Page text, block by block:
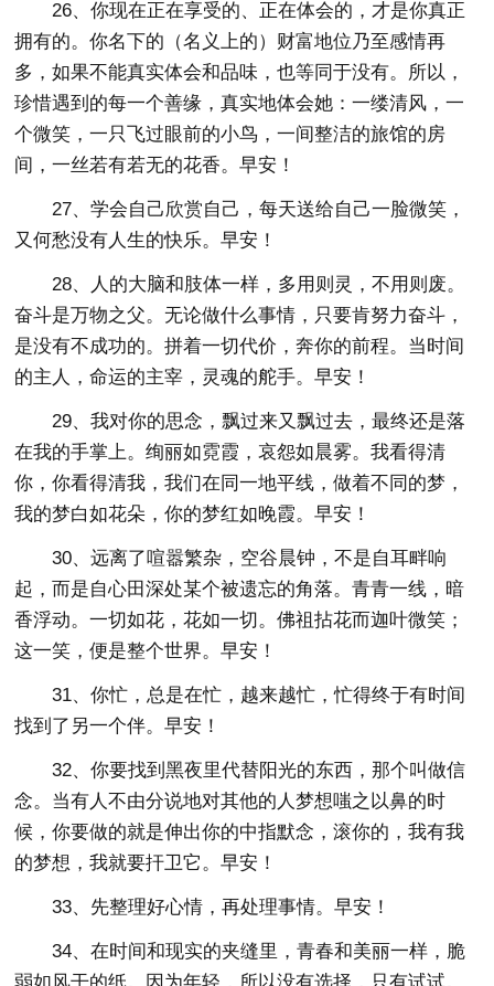
26、你现在正在享受的、正在体会的，才是你真正
拥有的。你名下的（名义上的）财富地位乃至感情再
多，如果不能真实体会和品味，也等同于没有。所以，
珍惜遇到的每一个善缘，真实地体会她：一缕清风，一
个微笑，一只飞过眼前的小鸟，一间整洁的旅馆的房
间，一丝若有若无的花香。早安！
27、学会自己欣赏自己，每天送给自己一脸微笑，
又何愁没有人生的快乐。早安！
28、人的大脑和肢体一样，多用则灵，不用则废。
奋斗是万物之父。无论做什么事情，只要肯努力奋斗，
是没有不成功的。拼着一切代价，奔你的前程。当时间
的主人，命运的主宰，灵魂的舵手。早安！
29、我对你的思念，飘过来又飘过去，最终还是落
在我的手掌上。绚丽如霓霞，哀怨如晨雾。我看得清
你，你看得清我，我们在同一地平线，做着不同的梦，
我的梦白如花朵，你的梦红如晚霞。早安！
30、远离了喧嚣繁杂，空谷晨钟，不是自耳畔响
起，而是自心田深处某个被遗忘的角落。青青一线，暗
香浮动。一切如花，花如一切。佛祖拈花而迦叶微笑；
这一笑，便是整个世界。早安！
31、你忙，总是在忙，越来越忙，忙得终于有时间
找到了另一个伴。早安！
32、你要找到黑夜里代替阳光的东西，那个叫做信
念。当有人不由分说地对其他的人梦想嗤之以鼻的时
候，你要做的就是伸出你的中指默念，滚你的，我有我
的梦想，我就要扞卫它。早安！
33、先整理好心情，再处理事情。早安！
34、在时间和现实的夹缝里，青春和美丽一样，脆